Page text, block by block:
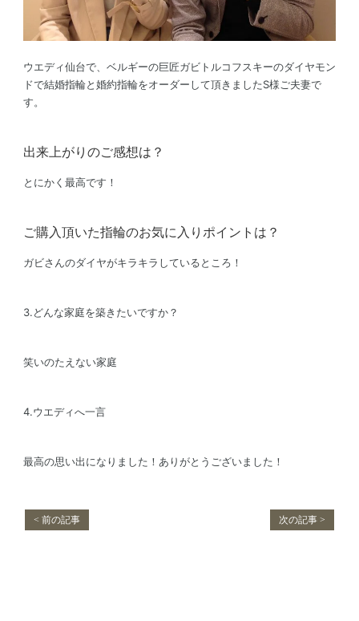
ウエディ仙台で、ベルギーの巨匠ガビトルコフスキーのダイヤモン
ドで結婚指輪と婚約指輪をオーダーして頂きましたS様ご夫妻で
す。
出来上がりのご感想は？
とにかく最高です！
ご購入頂いた指輪のお気に入りポイントは？
ガビさんのダイヤがキラキラしているところ！
3.どんな家庭を築きたいですか？
笑いのたえない家庭
4.ウエディへ一言
最高の思い出になりました！ありがとうございました！
< 前の記事 次の記事 >